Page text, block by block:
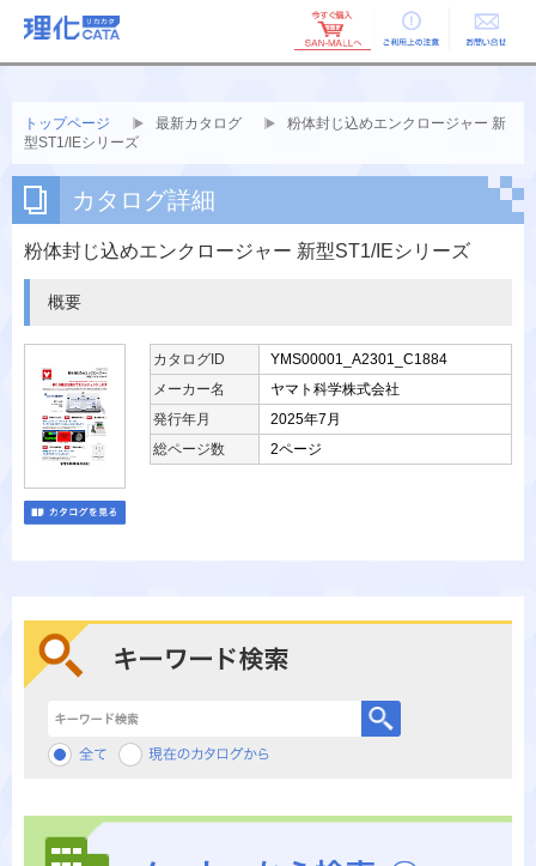
ご利用上の お問い合せ
トップページ 最新カタログ
粉体封じ込めエンクロージャー 新
型ST1/IEシリーズ
カタログ詳細
粉体封じ込めエンクロージャー 新型ST1/IEシリーズ
概要
カタログID
YMS00001_A2301_C1884
メーカー名
ヤマト科学株式会社
発行年月
2025年7月
総ページ数
2ページ
キーワード検索